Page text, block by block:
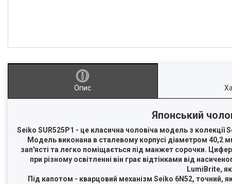
Опис
Японський
Seiko SUR525P1 - це класична чоловіча модель з колекції
Модель виконана в сталевому корпусі діаметром 40,2
зап'ясті та легко поміщається під манжет сорочки.
при різному освітленні він грає відтінками від
LumiBrite,
Під капотом - кварцовий механізм Seiko 6N52, точний,